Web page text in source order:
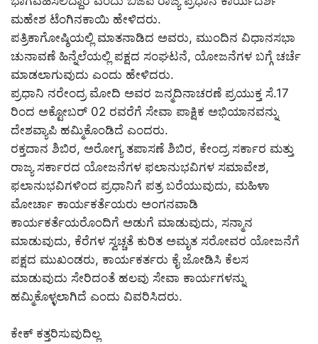
ಮಹೇಶ ಟೆಂಗಿನಕಾಯಿ ಹೇಳಿದರು.
ಪತ್ರಿಕಾಗೋಷ್ಠಿಯಲ್ಲಿ ಮಾತನಾಡಿದ ಅವರು, ಮುಂದಿನ ವಿಧಾನಸಭಾ
ಚುನಾವಣೆ ಹಿನ್ನೆಲೆಯಲ್ಲಿ ಪಕ್ಷದ ಸಂಘಟನೆ, ಯೋಜನೆಗಳ ಬಗ್ಗೆ ಚರ್ಚೆ
ಮಾಡಲಾಗುವುದು ಎಂದು ಹೇಳಿದರು.
ಪ್ರಧಾನಿ ನರೇಂದ್ರ ಮೋದಿ ಅವರ ಜನ್ಮದಿನಾಚರಣೆ ಪ್ರಯುಕ್ತ ಸೆ.17
ರಿಂದ ಅಕ್ಟೋಬರ್ 02 ರವರೆಗೆ ಸೇವಾ ಪಾಕ್ಷಿಕ ಅಭಿಯಾನವನ್ನು
ದೇಶವ್ಯಾಪಿ ಹಮ್ಮಿಕೊಂಡಿದೆ ಎಂದರು.
ರಕ್ತದಾನ ಶಿಬಿರ, ಅರೋಗ್ಯ ತಪಾಸಣೆ ಶಿಬಿರ, ಕೇಂದ್ರ ಸರ್ಕಾರ ಮತ್ತು
ರಾಜ್ಯ ಸರ್ಕಾರದ ಯೋಜನೆಗಳ ಫಲಾನುಭವಿಗಳ ಸಮಾವೇಶ,
ಫಲಾನುಭವಿಗಳಿಂದ ಪ್ರಧಾನಿಗೆ ಪತ್ರ ಬರೆಯುವುದು, ಮಹಿಳಾ
ಮೋರ್ಚಾ ಕಾರ್ಯಕರ್ತೆಯರು ಅಂಗನವಾಡಿ
ಕಾರ್ಯಕರ್ತೆಯರೊಂದಿಗೆ ಅಡುಗೆ ಮಾಡುವುದು, ಸನ್ಮಾನ
ಮಾಡುವುದು, ಕೆರೆಗಳ ಸ್ವಚ್ಚತೆ ಕುರಿತ ಅಮೃತ ಸರೋವರ ಯೋಜನೆಗೆ
ಪಕ್ಷದ ಮುಖಂಡರು, ಕಾರ್ಯಕರ್ತರು ಕೈ ಜೋಡಿಸಿ ಕೆಲಸ
ಮಾಡುವುದು ಸೇರಿದಂತೆ ಹಲವು ಸೇವಾ ಕಾರ್ಯಗಳನ್ನು
ಹಮ್ಮಿಕೊಳ್ಳಲಾಗಿದೆ ಎಂದು ವಿವರಿಸಿದರು.
ಕೇಕ್ ಕತ್ತರಿಸುವುದಿಲ್ಲ